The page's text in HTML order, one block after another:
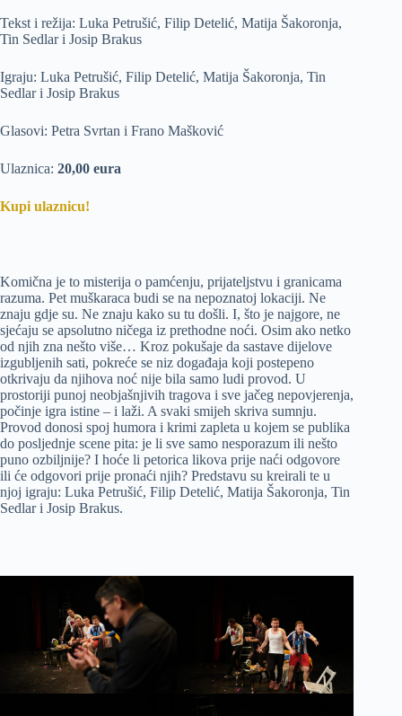
Tekst i režija: Luka Petrušić, Filip Detelić, Matija Šakoronja,
Tin Sedlar i Josip Brakus
Igraju: Luka Petrušić, Filip Detelić, Matija Šakoronja, Tin
Sedlar i Josip Brakus
Glasovi: Petra Svrtan i Frano Mašković
Ulaznica: 20,00 eura
Kupi ulaznicu!
Komična je to misterija o pamćenju, prijateljstvu i granicama
razuma. Pet muškaraca budi se na nepoznatoj lokaciji. Ne
znaju gdje su. Ne znaju kako su tu došli. I, što je najgore, ne
sjećaju se apsolutno ničega iz prethodne noći. Osim ako netko
od njih zna nešto više… Kroz pokušaje da sastave dijelove
izgubljenih sati, pokreće se niz događaja koji postepeno
otkrivaju da njihova noć nije bila samo ludi provod. U
prostoriji punoj neobjašnjivih tragova i sve jačeg nepovjerenja,
počinje igra istine – i laži. A svaki smijeh skriva sumnju.
Provod donosi spoj humora i krimi zapleta u kojem se publika
do posljednje scene pita: je li sve samo nesporazum ili nešto
puno ozbiljnije? I hoće li petorica likova prije naći odgovore
ili će odgovori prije pronaći njih? Predstavu su kreirali te u
njoj igraju: Luka Petrušić, Filip Detelić, Matija Šakoronja, Tin
Sedlar i Josip Brakus.